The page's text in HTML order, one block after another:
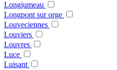
Longjumeau
Longpont sur orge
Louveciennes
Louviers
Louvres
Luce
Luisant